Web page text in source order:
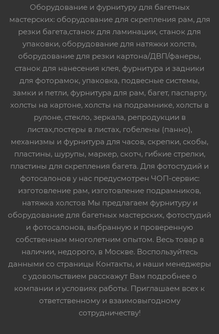
Оборудование и фурнитуру для багетных
мастерских: оборудование для скрепления рам, для
резки багета,станок для ламинации, станок для
упаковки, оборудование для натяжки холста,
оборудование для резки картона/ДВП/фанеры,
станок для нанесения клея, фурнитура и задники
для фоторамок, упаковка, подвесные системы,
замки и петли, фурнитура для рам, багет, паспарту,
холсты на картоне, холсты на подрамнике, холсты в
рулоне, стекло, зеркала, репродукции в
листах,постеры в листах, гобелены (панно),
механизмы и фурнитура для часов, скрепки, скобы,
пластины, шурупы, маркер, скотч, гибкие стрелки,
пластины для скрепления багета. Для фотостудий и
фотосалонов у нас предусмотрен ЧОП-сервис:
изготовление рам, изготовление подрамников,
натяжка холстов Мы предлагаем фурнитуру и
оборудование для багетных мастерских, фотостудий
и фотосалонов, выбранную и проверенную
собственным многолетним опытом. Весь товар в
наличии, недорого, в Москве. Воспользуйтесь
данными со страницы Контакты, и наши менеджеры
с удовольствием расскажут Вам подробнее о
компании и условиях работы. Приглашаем всех к
ответственному и взаимовыгодному
сотрудничеству!